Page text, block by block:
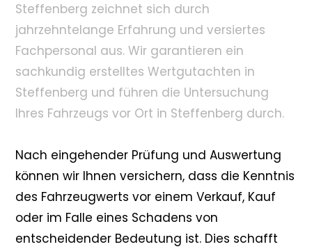
Steffenberg zeichnet sich durch
jahrzehntelange Erfahrung und versiertes
Fachpersonal aus. Wir garantieren ein
sachkundig erstelltes Wertgutachten in
Steffenberg und führen die Untersuchung
Ihres Fahrzeugs vor Ort in Steffenberg durch.
Nach eingehender Prüfung und Auswertung
können wir Ihnen versichern, dass die Kenntnis
des Fahrzeugwerts vor einem Verkauf, Kauf
oder im Falle eines Schadens von
entscheidender Bedeutung ist. Dies schafft